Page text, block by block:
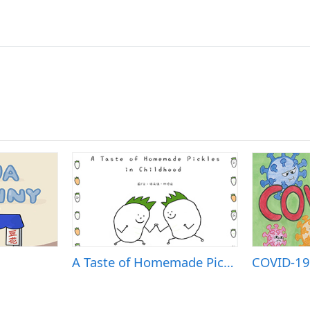
A Taste of Homemade Pickles in Childhood COVID-19